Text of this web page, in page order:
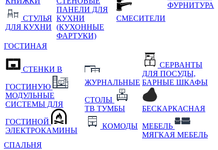
СТУЛЬЯ
ДЛЯ КУХНИ
ПАНЕЛИ ДЛЯ
КУХНИ
(КУХОННЫЕ
ФАРТУКИ)
СМЕСИТЕЛИ
ФУРНИТУРА
ГОСТИНАЯ
СТЕНКИ В
ГОСТИНУЮ
МОДУЛЬНЫЕ
СИСТЕМЫ ДЛЯ
ГОСТИНОЙ
ЭЛЕКТРОКАМИНЫ
ЖУРНАЛЬНЫЕ
СТОЛЫ
ТВ ТУМБЫ
КОМОДЫ
СЕРВАНТЫ
ДЛЯ ПОСУДЫ,
БАРНЫЕ ШКАФЫ
БЕСКАРКАСНАЯ
МЕБЕЛЬ
МЯГКАЯ МЕБЕЛЬ
СПАЛЬНЯ